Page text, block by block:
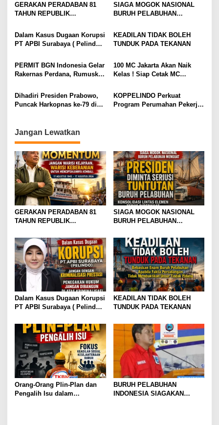
i
o
GERAKAN PERADABAN 81
TAHUN REPUBLIK
MOMENTUM JANGAN WARISI
KEJAYAAN. WARISI
KEBERANIAN UNTUK
SIAGA MOGOK NASIONAL
BURUH PELABUHAN
DIMINTA SERIUSI TUNTUTAN
BURUH PELABUHAN,
PELABUHAN INDONESIA
TERUS DIPERKUAT
Dalam Kasus Dugaan Korupsi
PT APBI Surabaya ( Pelindo
Prestasi Penegakan Hukum
Jangan Dibangun di Atas
KEADILAN TIDAK BOLEH
TUNDUK PADA TEKANAN
PERMIT BGN Indonesia Gelar
Rakernas Perdana, Rumuskan
Penguatan Program Makan
Bergizi Gratis
100 MC Jakarta Akan Naik
Kelas ! Siap Cetak MC
Pihak Bangun SDM Unggul
Dihadiri Presiden Prabowo,
Puncak Harkopnas ke-79 di
Jadi Tonggak Kebangkitan
Ekonomi Rakyat
KOPPELINDO Perkuat
Program Perumahan Pekerja,
Jangan Lewatkan
GERAKAN PERADABAN 81
TAHUN REPUBLIK
MOMENTUM JANGAN WARISI
KEJAYAAN. WARISI
KEBERANIAN UNTUK
MENCIPTAKANNYA KEMBALI
SIAGA MOGOK NASIONAL
BURUH PELABUHAN
DIMINTA SERIUSI TUNTUTAN
BURUH PELABUHAN,
KONSOLIDASI LINTAS
ELEMEN DEWAN BURUH
PELABUHAN INDONESIA
TERUS DIPERKUAT
Dalam Kasus Dugaan Korupsi
PT APBI Surabaya ( Pelindo
Prestasi Penegakan Hukum
Jangan Dibangun di Atas
Kriminalisasi
KEADILAN TIDAK BOLEH
TUNDUK PADA TEKANAN
Orang-Orang Plin-Plan dan
Pengalih Isu dalam
BURUH PELABUHAN
INDONESIA SIAGAKAN